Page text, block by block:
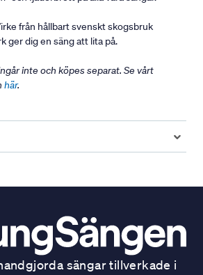
från hållbart svenskt skogsbruk
ger dig en säng att lita på.
inte och köpes separat. Se vårt
här.
sängar tillverkade i